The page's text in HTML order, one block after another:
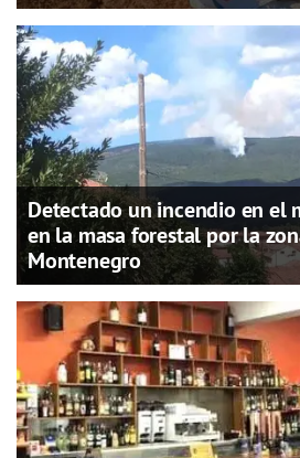
Detectado un incendio en el
en la masa forestal por la
Montenegro